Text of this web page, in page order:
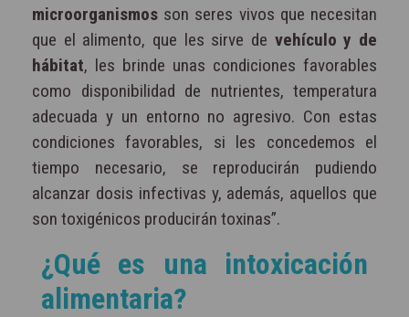
microorganismos son seres vivos que necesitan
que el alimento, que les sirve de vehículo y de
hábitat, les brinde unas condiciones favorables
como disponibilidad de nutrientes, temperatura
adecuada y un entorno no agresivo. Con estas
condiciones favorables, si les concedemos el
tiempo necesario, se reproducirán pudiendo
alcanzar dosis infectivas y, además, aquellos que
son toxigénicos producirán toxinas”.
¿Qué es una intoxicación
alimentaria?